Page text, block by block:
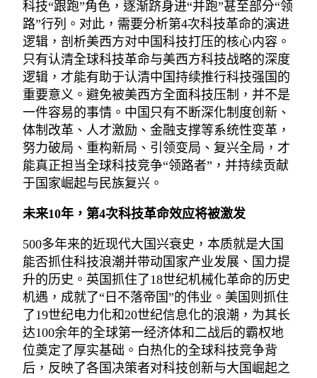
科技“跟跑”角色，逐渐跻身进“并跑”甚至部分“领
路”行列。对此，需要分析第4次科技革命的演进
逻辑，剖析美西方对中国科技打压的核心内容。
只有认清全球科技革命与美西方科技战略的深度
逻辑，才能有助于认清中国持续推行科技强国的
重要意义。避免被美西方全面科技压制，并不是
一件容易的事情。中国只有不断深化制度创新、
体制改革、人才激励、金融支撑等系统性变革，
努力破局、重构新局、引领变局、复兴全局，才
能真正担当全球科技竞争“领路者”，并持续贡献
于国家崛起与民族复兴。
未来10年，第4次科技革命效应将被激发
500多年来的近现代大国兴衰史，本质就是大国
能否抓住科技浪潮并带动国家产业发展、国力提
升的历史。英国抓住了18世纪机械化革命的历史
机遇，成就了“日不落帝国”的伟业。美国则抓住
了19世纪电力化和20世纪信息化的浪潮，为其长
达100余年的全球第一经济体和二战后的霸权地
位奠定了厚实基础。白热化的全球科技竞争背
后，反映了各国决策者对科技创新与大国崛起之